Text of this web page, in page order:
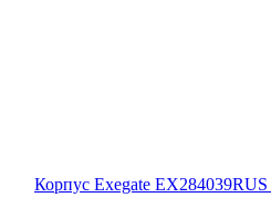
Корпус Exegate